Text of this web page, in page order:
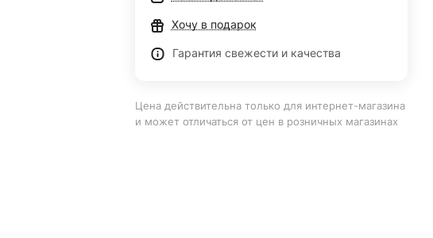
Хочу в подарок
Гарантия свежести и качества
Цена действительна только для интернет-магазина
и может отличаться от цен в розничных магазинах